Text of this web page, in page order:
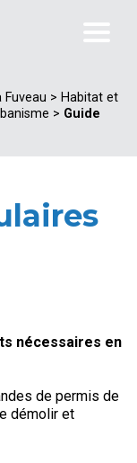
Fuveau > Habitat et
> Guide
nécessaires en
de permis de
démolir et